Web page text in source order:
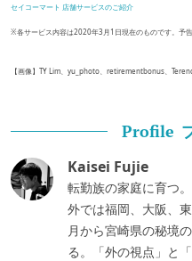
セイコーマート 店舗サービスのご紹介
※各サービス内容は2020年3月1日現在のものです。予告
【画像】TY Lim、yu_photo、retirementbonus、
Profile
Kaisei Fujie
転勤族の家庭に育つ
外では福岡、大阪、
月から宮崎県の秘境
る。「外の視点」と